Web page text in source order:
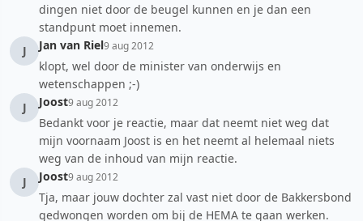
dingen niet door de beugel kunnen en je dan een
standpunt moet innemen.
J
Jan van Riel9 aug 2012
klopt, wel door de minister van onderwijs en
wetenschappen ;-)
J
Joost9 aug 2012
Bedankt voor je reactie, maar dat neemt niet weg dat
mijn voornaam Joost is en het neemt al helemaal niets
weg van de inhoud van mijn reactie.
J
Joost9 aug 2012
Tja, maar jouw dochter zal vast niet door de Bakkersbond
gedwongen worden om bij de HEMA te gaan werken.